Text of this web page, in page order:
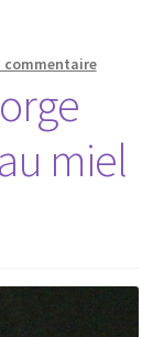
commentaire
miel